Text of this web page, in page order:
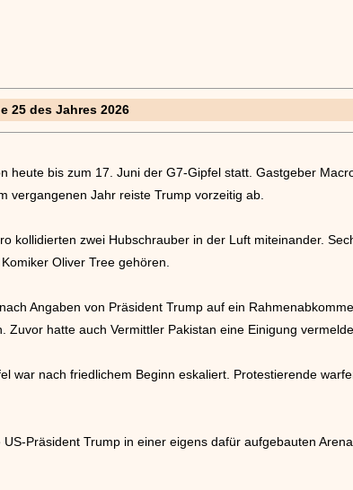
25 des Jahres 2026
heute bis zum 17. Juni der G7-Gipfel statt. Gastgeber
vergangenen Jahr reiste Trump vorzeitig ab.
kollidierten zwei Hubschrauber in der Luft miteinander.
Oliver Tree gehören.
Angaben von Präsident Trump auf ein
Zuvor hatte auch Vermittler Pakistan eine Einigung
war nach friedlichem Beginn eskaliert. Protestierende
Präsident Trump in einer eigens dafür aufgebauten